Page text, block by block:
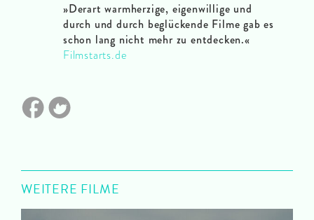
»Derart warmherzige, eigenwillige und
durch und durch beglückende Filme gab es
schon lang nicht mehr zu entdecken.«
Filmstarts.de
WEITERE FILME